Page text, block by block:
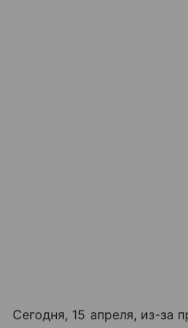
Сегодня, 15 апреля, из-за